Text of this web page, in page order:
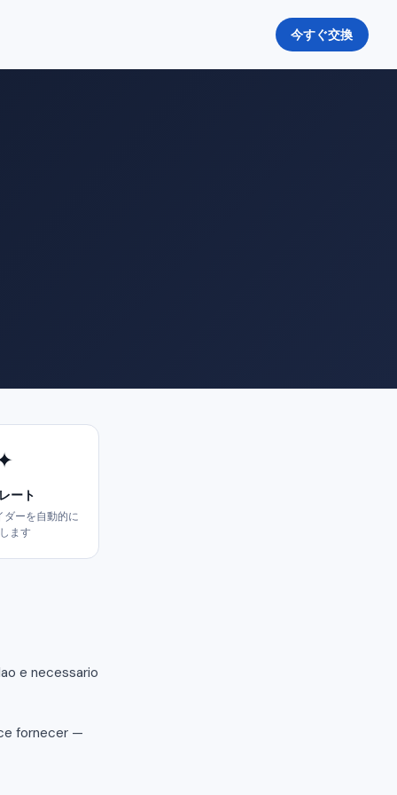
今すぐ交換
ート
ダーを自動的に
ます
e necessario
fornecer —